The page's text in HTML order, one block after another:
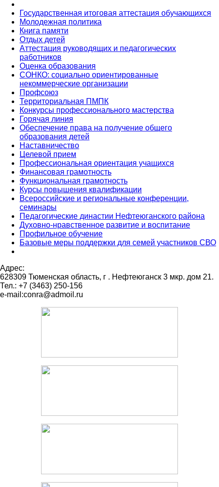
Государственная итоговая аттестация обучающихся
Молодежная политика
Книга памяти
Отдых детей
Аттестация руководящих и педагогических
работников
Оценка образования
СОНКО: социально ориентированные
некоммерческие организации
Профсоюз
Территориальная ПМПК
Конкурсы профессионального мастерства
Горячая линия
Обеспечение права на получение общего
образования детей
Наставничество
Целевой прием
Профессиональная ориентация учащихся
Финансовая грамотность
Функциональная грамотность
Курсы повышения квалификации
Всероссийские и региональные конференции,
семинары
Педагогические династии Нефтеюганского района
Духовно-нравственное развитие и воспитание
Профильное обучение
Базовые меры поддержки для семей участников СВО
Адрес:
628309 Тюменская область, г . Нефтеюганск 3 мкр. дом 21.
Тел.: +7 (3463) 250-156
e-mail:conra@admoil.ru